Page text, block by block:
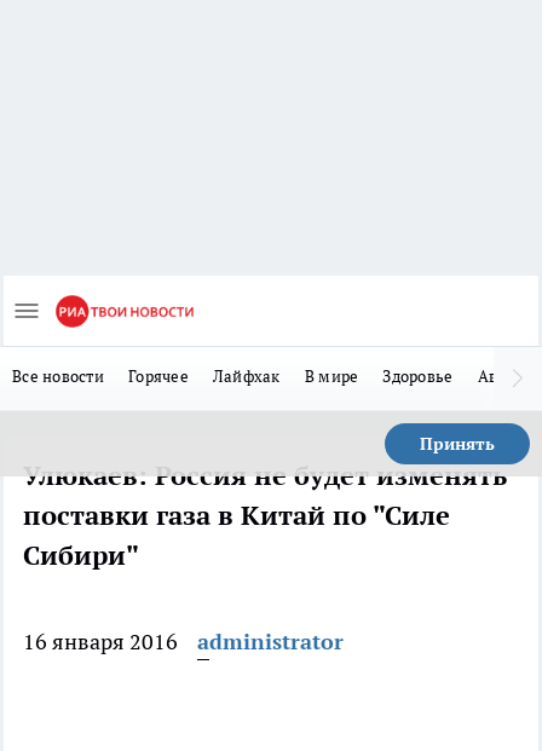
Все новости Горячее Лайфхак В мире Здоровье Авто
Принять
Улюкаев: Россия не будет изменять
поставки газа в Китай по "Силе
Сибири"
16 января 2016 administrator